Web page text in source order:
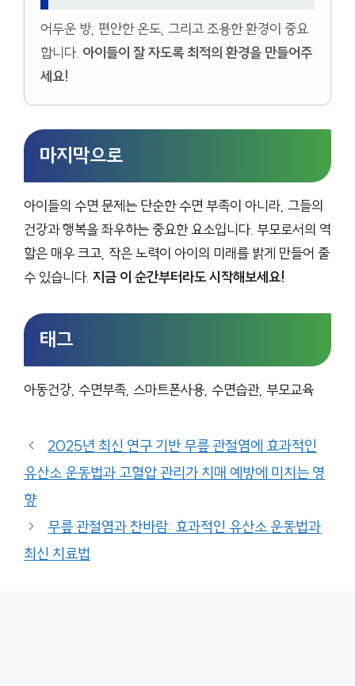
어두운 방, 편안한 온도, 그리고 조용한 환경이 중요
합니다. 아이들이 잘 자도록 최적의 환경을 만들어주
세요!
마지막으로
아이들의 수면 문제는 단순한 수면 부족이 아니라, 그들의
건강과 행복을 좌우하는 중요한 요소입니다. 부모로서의 역
할은 매우 크고, 작은 노력이 아이의 미래를 밝게 만들어 줄
수 있습니다. 지금 이 순간부터라도 시작해보세요!
태그
아동건강, 수면부족, 스마트폰사용, 수면습관, 부모교육
2025년 최신 연구 기반 무릎 관절염에 효과적인
유산소 운동법과 고혈압 관리가 치매 예방에 미치는 영
향
무릎 관절염과 찬바람: 효과적인 유산소 운동법과
최신 치료법